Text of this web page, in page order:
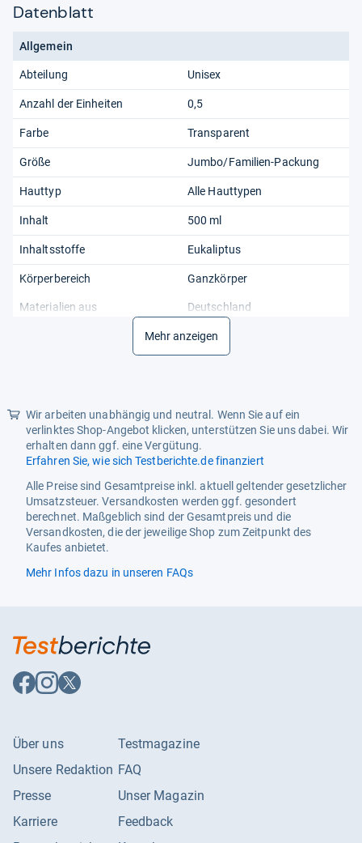
Datenblatt
Allgemein
Abteilung Unisex
Anzahl der Einheiten 0,5
Farbe Transparent
Größe Jumbo/Familien-Packung
Hauttyp Alle Hauttypen
Inhalt 500 ml
Inhaltsstoffe Eukaliptus
Körperbereich Ganzkörper
Materialien aus Deutschland
L
UVA-Schutz UVA (EU-konform)
Verwendungsdauer 12M
Wirksame Inhaltsstoffe Arnika
Mehr anzeigen
Wir arbeiten unabhängig und neutral. Wenn Sie auf ein
verlinktes Shop-Angebot klicken, unterstützen Sie uns dabei. Wir
erhalten dann ggf. eine Vergütung.
Erfahren Sie, wie sich Testberichte.de finanziert
Alle Preise sind Gesamtpreise inkl. aktuell geltender gesetzlicher
Umsatzsteuer. Versandkosten werden ggf. gesondert
berechnet. Maßgeblich sind der Gesamtpreis und die
Versandkosten, die der jeweilige Shop zum Zeitpunkt des
Kaufes anbietet.
Mehr Infos dazu in unseren FAQs
Auf
Facebook
Auf
Instagram
Auf
X
Über uns
Unsere Redaktion
Presse
Karriere
Testmagazine
FAQ
Unser Magazin
Feedback